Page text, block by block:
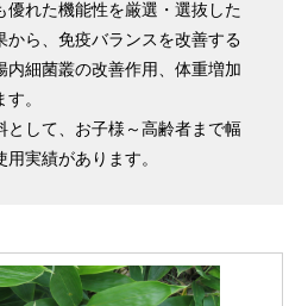
優れた機能性を厳選・選抜した
から、免疫バランスを改善する
内細菌叢の改善作用、体重増加
。
として、お子様～高齢者まで幅
実績があります。